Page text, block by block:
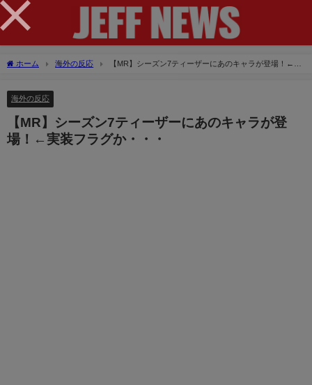
ホーム 海外の反応
【MR】シーズン7ティーザーにあのキャラが登場！←実
海外の反応
【MR】シーズン7ティーザーにあのキャラが登
場！←実装フラグか・・・
×